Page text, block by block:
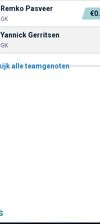
Remko Pasveer
GK
Yannick Gerritsen
GK
alle teamgenoten